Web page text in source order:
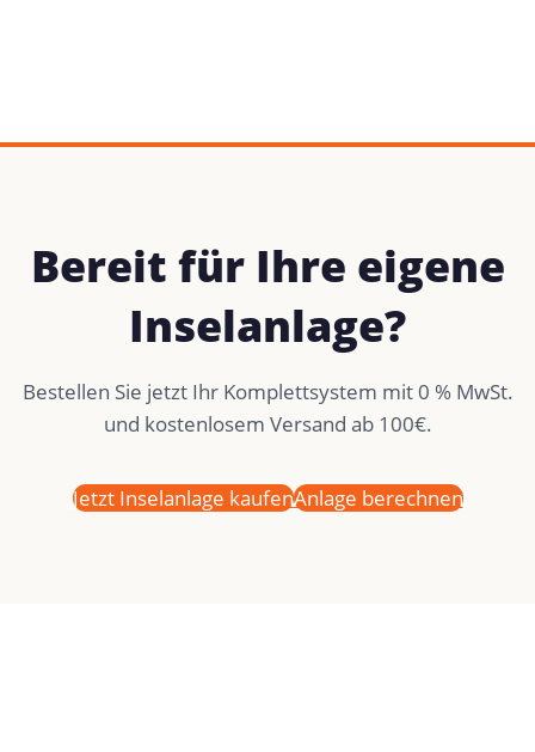
Bereit für Ihre eigene
Inselanlage?
Bestellen Sie jetzt Ihr Komplettsystem mit 0 % MwSt.
und kostenlosem Versand ab 100€.
Jetzt Inselanlage kaufenAnlage berechnen